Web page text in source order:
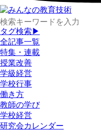
タグ検索▶
全記事一覧
特集・連載
授業改善
学級経営
学校行事
働き方
教師の学び
学校経営
研究会カレンダー